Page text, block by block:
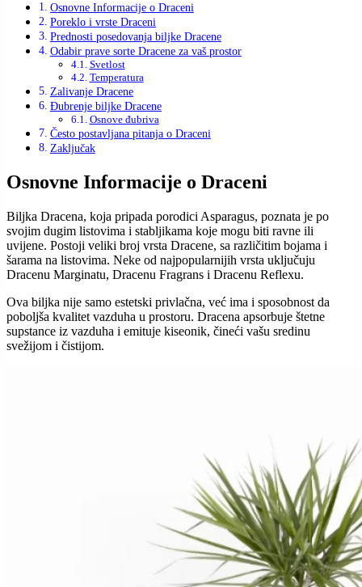
Osnovne Informacije o Draceni
Poreklo i vrste Draceni
Prednosti posedovanja biljke Dracene
Odabir prave sorte Dracene za vaš prostor
Svetlost
Temperatura
Zalivanje Dracene
Đubrenje biljke Dracene
Osnove đubriva
Često postavljana pitanja o Draceni
Zaključak
Osnovne Informacije o Draceni
Biljka Dracena, koja pripada porodici Asparagus, poznata je po
svojim dugim listovima i stabljikama koje mogu biti ravne ili
uvijene. Postoji veliki broj vrsta Dracene, sa različitim bojama i
šarama na listovima. Neke od najpopularnijih vrsta uključuju
Dracenu Marginatu, Dracenu Fragrans i Dracenu Reflexu.
Ova biljka nije samo estetski privlačna, već ima i sposobnost da
poboljša kvalitet vazduha u prostoru. Dracena apsorbuje štetne
supstance iz vazduha i emituje kiseonik, čineći vašu sredinu
svežijom i čistijom.